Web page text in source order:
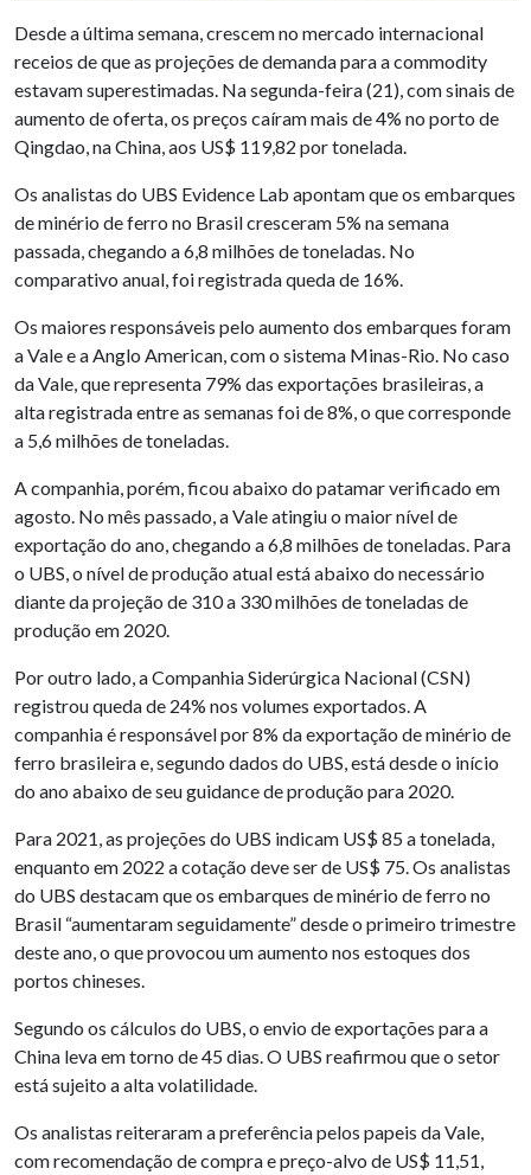
Desde a última semana, crescem no mercado internacional
receios de que as projeções de demanda para a commodity
estavam superestimadas. Na segunda-feira (21), com sinais de
aumento de oferta, os preços caíram mais de 4% no porto de
Qingdao, na China, aos US$ 119,82 por tonelada.
Os analistas do UBS Evidence Lab apontam que os embarques
de minério de ferro no Brasil cresceram 5% na semana
passada, chegando a 6,8 milhões de toneladas. No
comparativo anual, foi registrada queda de 16%.
Os maiores responsáveis pelo aumento dos embarques foram
a Vale e a Anglo American, com o sistema Minas-Rio. No caso
da Vale, que representa 79% das exportações brasileiras, a
alta registrada entre as semanas foi de 8%, o que corresponde
a 5,6 milhões de toneladas.
A companhia, porém, ficou abaixo do patamar verificado em
agosto. No mês passado, a Vale atingiu o maior nível de
exportação do ano, chegando a 6,8 milhões de toneladas. Para
o UBS, o nível de produção atual está abaixo do necessário
diante da projeção de 310 a 330 milhões de toneladas de
produção em 2020.
Por outro lado, a Companhia Siderúrgica Nacional (CSN)
registrou queda de 24% nos volumes exportados. A
companhia é responsável por 8% da exportação de minério de
ferro brasileira e, segundo dados do UBS, está desde o início
do ano abaixo de seu guidance de produção para 2020.
Para 2021, as projeções do UBS indicam US$ 85 a tonelada,
enquanto em 2022 a cotação deve ser de US$ 75. Os analistas
do UBS destacam que os embarques de minério de ferro no
Brasil “aumentaram seguidamente” desde o primeiro trimestre
deste ano, o que provocou um aumento nos estoques dos
portos chineses.
Segundo os cálculos do UBS, o envio de exportações para a
China leva em torno de 45 dias. O UBS reafirmou que o setor
está sujeito a alta volatilidade.
Os analistas reiteraram a preferência pelos papeis da Vale,
com recomendação de compra e preço-alvo de US$ 11,51,